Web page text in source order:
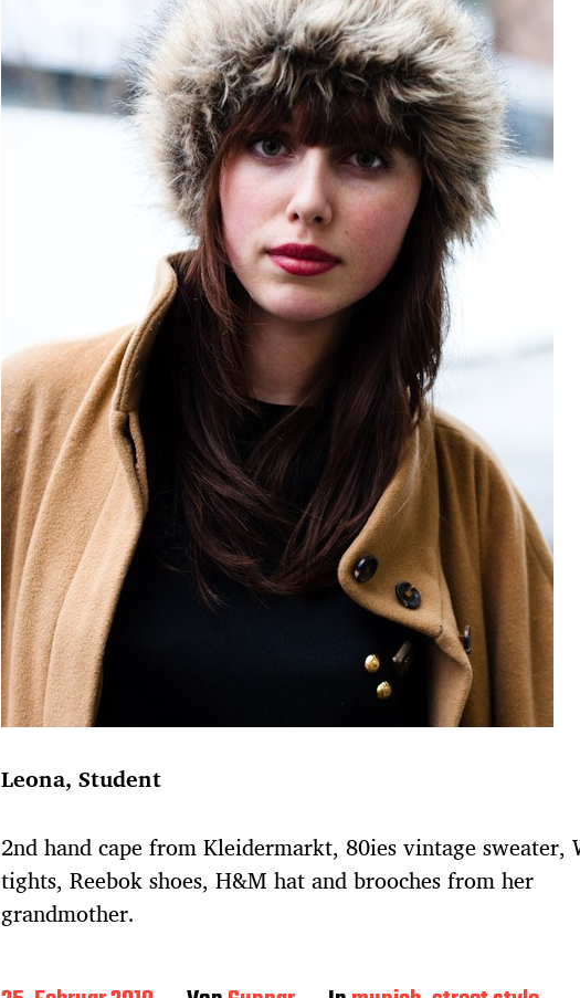
Leona, Student
2nd hand cape from Kleidermarkt, 80ies vintage sweater,
tights, Reebok shoes, H&M hat and brooches from her
grandmother.